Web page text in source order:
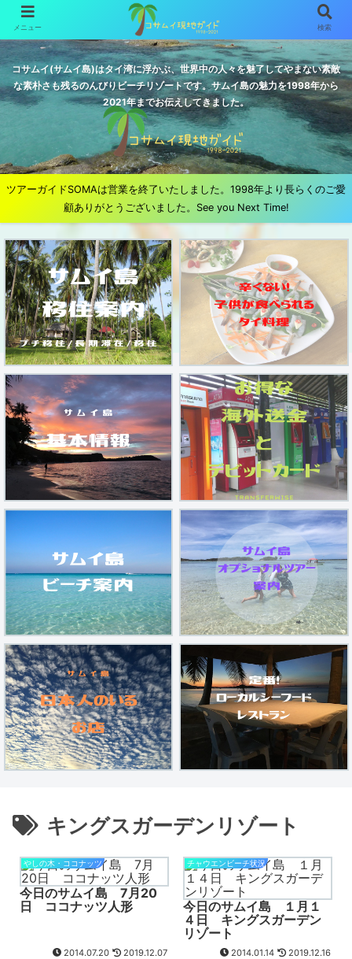
コサムイ(サムイ島)はタイ湾に浮かぶ、世界中の人々を魅了してやまない素敵
な素朴さも残るのんびりビーチリゾートです。サムイ島の魅力を1998年から
2021年までお伝えしてきました。
ツアーガイドSOMAは営業を終了いたしました。1998年より長らくのご愛
顧ありがとうございました。See you Next Time!
キングスガーデンリゾート
やしの木・ココナッツ
今日のサムイ島 7月20
日 ココナッツ人形
2014.07.20 2019.12.07
チャウエンビーチ状況
今日のサムイ島 １月１
４日 キングスガーデン
リゾート
2014.01.14 2019.12.16
メニュー 検索